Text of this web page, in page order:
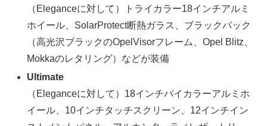
（Eleganceに対して）トライカラー18インチアルミ
ホイール、SolarProtect断熱ガラス、ブラックパック
（高光沢ブラックのOpelVisorフレーム、Opel Blitz、
Mokkaのレタリング）などが装備
Ultimate
（Eleganceに対して）18インチバイカラーアルミホ
イール、10インチタッチスクリーン、12インチイン